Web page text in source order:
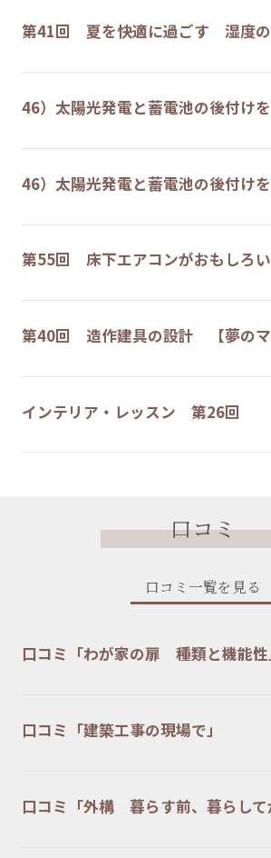
第41回 夏を快適に過ごす 湿度
46）太陽光発電と蓄電池の後付け
46）太陽光発電と蓄電池の後付け
第55回 床下エアコンがおもしろ
第40回 造作建具の設計 【夢の
インテリア・レッスン 第26回
口コミ
口コミ一覧を見る
口コミ「わが家の扉 種類と機能性
口コミ「建築工事の現場で」
口コミ「外構 暮らす前、暮らして